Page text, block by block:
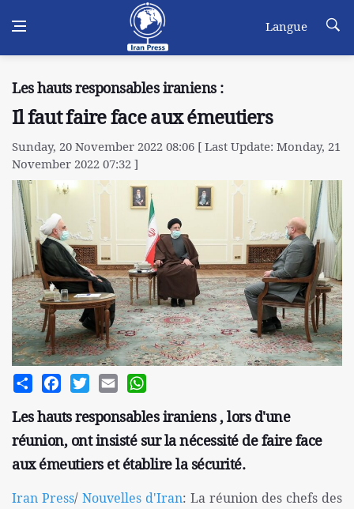
Langue
Les hauts responsables iraniens :
Il faut faire face aux émeutiers
Sunday, 20 November 2022 08:06 [ Last Update: Monday, 21
November 2022 07:32 ]
Share FacebookTwitterEmail
Les hauts responsables iraniens , lors d'une
réunion, ont insisté sur la nécessité de faire face
aux émeutiers et établire la sécurité.
Iran Press/ Nouvelles d'Iran: La réunion des chefs des